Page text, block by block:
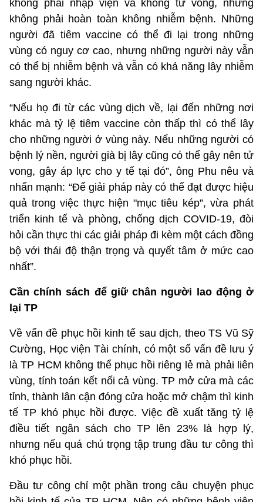
không phải nhập viện và không tử vong, nhưng
không phải hoàn toàn không nhiễm bệnh. Những
người đã tiêm vaccine có thể đi lại trong những
vùng có nguy cơ cao, nhưng những người này vẫn
có thể bị nhiễm bệnh và vẫn có khả năng lây nhiễm
sang người khác.
“Nếu họ đi từ các vùng dịch về, lại đến những nơi
khác mà tỷ lệ tiêm vaccine còn thấp thì có thể lây
cho những người ở vùng này. Nếu những người có
bệnh lý nền, người già bị lây cũng có thể gây nên tử
vong, gây áp lực cho y tế tại đó”, ông Phu nêu và
nhấn mạnh: “Để giải pháp này có thể đạt được hiệu
quả trong việc thực hiện "mục tiêu kép”, vừa phát
triển kinh tế và phòng, chống dịch COVID-19, đòi
hỏi cần thực thi các giải pháp đi kèm một cách đồng
bộ với thái độ thận trọng và quyết tâm ở mức cao
nhất”.
Cần chính sách để giữ chân người lao động ở
lại TP
Về vấn đề phục hồi kinh tế sau dịch, theo TS Vũ Sỹ
Cường, Học viện Tài chính, có một số vấn đề lưu ý
là TP HCM không thể phục hồi riêng lẻ mà phải liên
vùng, tính toán kết nối cả vùng. TP mở cửa mà các
tỉnh, thành lân cận đóng cửa hoặc mở chậm thì kinh
tế TP khó phục hồi được. Việc đề xuất tăng tỷ lệ
điều tiết ngân sách cho TP lên 23% là hợp lý,
nhưng nếu quá chú trọng tập trung đầu tư công thì
khó phục hồi.
Đầu tư công chỉ một phần trong câu chuyện phục